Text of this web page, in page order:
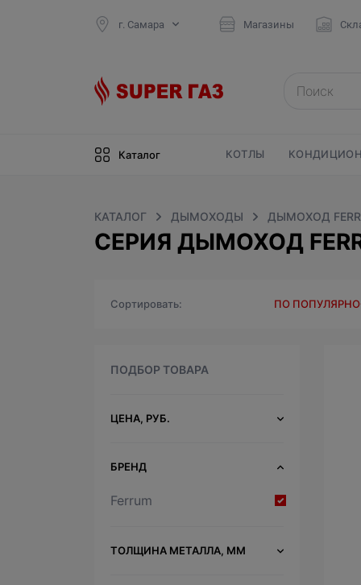
г. Самара Магазины
Каталог КОТЛЫ
КАТАЛОГ ДЫМОХОДЫ ДЫМОХОД
СЕРИЯ ДЫМОХОД
Сортировать ПО
ПОДБОР ТОВАРА
ЦЕНА, РУБ.
БРЕНД
Ferrum
ТОЛЩИНА МЕТАЛЛА, ММ